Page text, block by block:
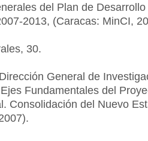
del Plan de
2013, (Caracas: MinCI,
30.
General de
Fundamentales del
Consolidación del Nuevo